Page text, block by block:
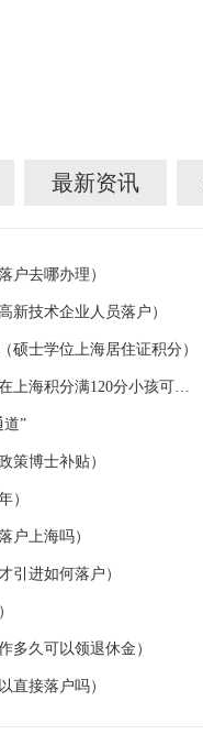
最新资讯
户去哪办理）
新技术企业人员落户）
硕士学位上海居住证积分）
落户上海：一分绊倒多少外地生（外地在上海积分满120分小孩可以考上海大学吗）
”
策博士补贴）
）
户上海吗）
引进如何落户）
多久可以领退休金）
直接落户吗）